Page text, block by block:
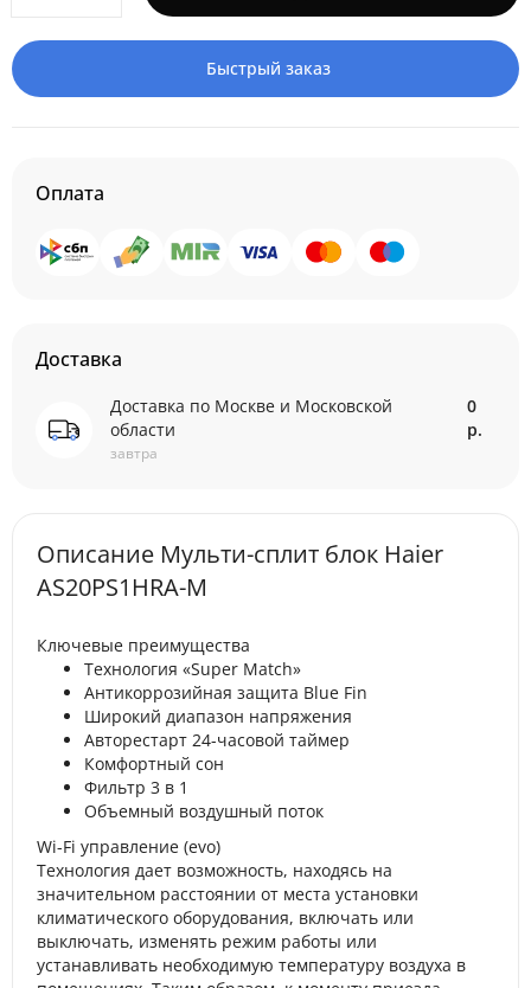
Быстрый заказ
Оплата
Доставка
Доставка по Москве и Московской
области
завтра
0
р.
Описание Мульти-сплит блок Haier
AS20PS1HRA-M
Ключевые преимущества
Технология «Super Match»
Антикоррозийная защита Blue Fin
Широкий диапазон напряжения
Авторестарт 24-часовой таймер
Комфортный сон
Фильтр 3 в 1
Объемный воздушный поток
Wi-Fi управление (evo)
Технология дает возможность, находясь на
значительном расстоянии от места установки
климатического оборудования, включать или
выключать, изменять режим работы или
устанавливать необходимую температуру воздуха в